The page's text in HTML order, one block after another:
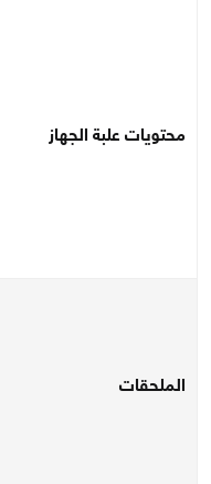
محتويات علبة الجهاز
الملحقات